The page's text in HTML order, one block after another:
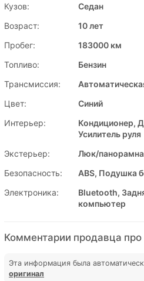
Кузов:
Седан
Возраст:
10 лет
Пробег:
183000 км
Топливо:
Бензин
Трансмиссия:
Цвет:
Синий
Интерьер:
Кондиционер,
Усилитель руля
Экстерьер:
Люк/
Безопасность:
ABS, Подушка
Электроника:
Bluetooth,
компьютер
Комментарии продавца про
Эта информация была
оригинал